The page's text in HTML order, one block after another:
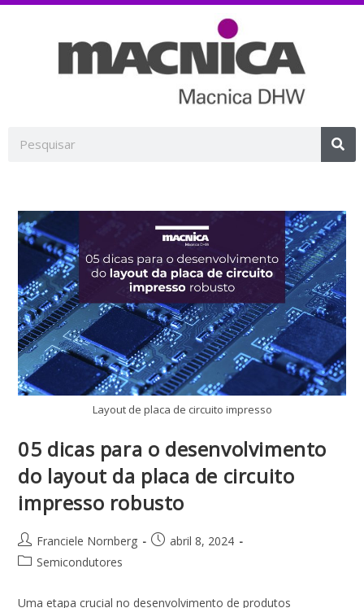
Layout de placa de circuito impresso
05 dicas para o desenvolvimento
do layout da placa de circuito
impresso robusto
Franciele Nornberg
abril 8, 2024
Semicondutores
Uma etapa crucial no desenvolvimento de produtos